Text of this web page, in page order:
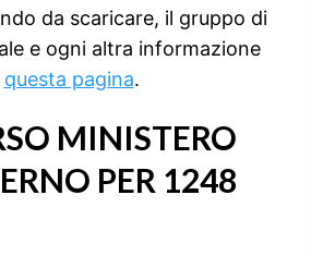
da scaricare, il gruppo di
e ogni altra informazione
questa pagina.
MINISTERO
PER 1248